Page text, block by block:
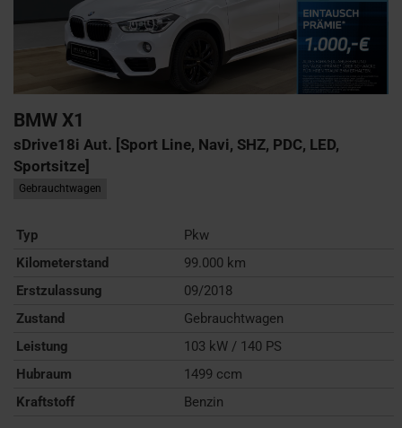
BMW X1
sDrive18i Aut. [Sport Line, Navi, SHZ, PDC, LED,
Sportsitze]
Gebrauchtwagen
Typ
Pkw
Kilometerstand
99.000 km
Erstzulassung
09/2018
Zustand
Gebrauchtwagen
Leistung
103 kW / 140 PS
Hubraum
1499 ccm
Kraftstoff
Benzin